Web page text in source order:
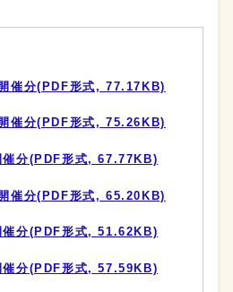
催分(PDF形式, 77.17KB)
催分(PDF形式, 75.26KB)
催分(PDF形式, 67.77KB)
催分(PDF形式, 65.20KB)
催分(PDF形式, 51.62KB)
催分(PDF形式, 57.59KB)